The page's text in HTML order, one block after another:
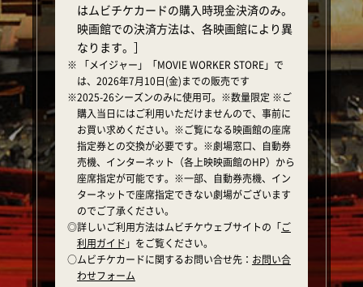
はムビチケカードの購入時現金決済のみ。
映画館での決済方法は、各映画館により異
なります。］
※ 「メイジャー」「MOVIE WORKER STORE」で
は、2026年7月10日(金)までの販売です
※2025-26シーズンのみに使用可。※数量限定 ※ご
購入当日にはご利用いただけませんので、事前に
お買い求めください。※ご覧になる映画館の座席
指定券との交換が必要です。※劇場窓口、自動券
売機、インターネット（各上映映画館のHP）から
座席指定が可能です。※一部、自動券売機、イン
ターネットで座席指定できない劇場がございます
のでご了承ください。
◎詳しいご利用方法はムビチケウェブサイトの「ご
利用ガイド 」をご覧ください。
○ムビチケカードに関するお問い合せ先： お問い合
わせフォーム